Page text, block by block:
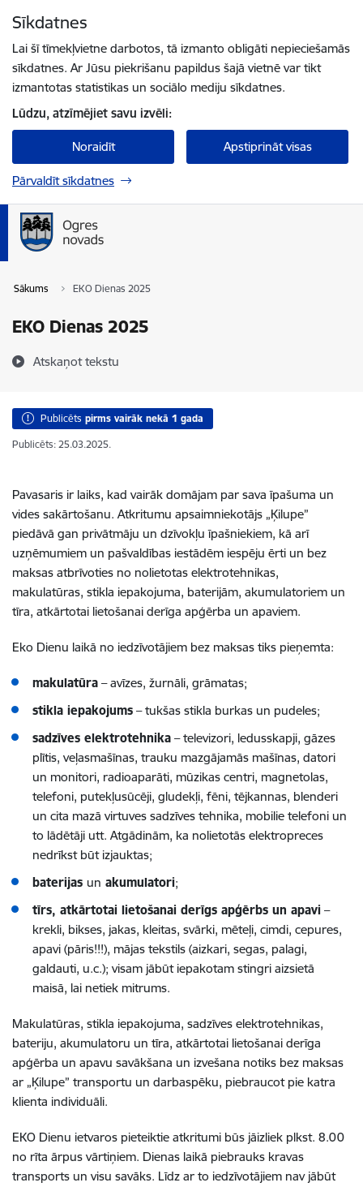
Sīkdatnes
Lai šī tīmekļvietne darbotos, tā izmanto obligāti nepieciešamās
sīkdatnes. Ar Jūsu piekrišanu papildus šajā vietnē var tikt
izmantotas statistikas un sociālo mediju sīkdatnes.
Lūdzu, atzīmējiet savu izvēli:
Noraidīt Apstiprināt visas
Pārvaldīt sīkdatnes
Sākums EKO Dienas 2025
EKO Dienas 2025
Atskaņot tekstu
Publicēts pirms vairāk nekā 1 gada
Publicēts: 25.03.2025.
Pavasaris ir laiks, kad vairāk domājam par sava īpašuma un
vides sakārtošanu. Atkritumu apsaimniekotājs „Ķilupe”
piedāvā gan privātmāju un dzīvokļu īpašniekiem, kā arī
uzņēmumiem un pašvaldības iestādēm iespēju ērti un bez
maksas atbrīvoties no nolietotas elektrotehnikas,
makulatūras, stikla iepakojuma, baterijām, akumulatoriem un
tīra, atkārtotai lietošanai derīga apģērba un apaviem.
Eko Dienu laikā no iedzīvotājiem bez maksas tiks pieņemta:
makulatūra – avīzes, žurnāli, grāmatas;
stikla iepakojums – tukšas stikla burkas un pudeles;
sadzīves elektrotehnika – televizori, ledusskapji, gāzes
plītis, veļasmašīnas, trauku mazgājamās mašīnas, datori
un monitori, radioaparāti, mūzikas centri, magnetolas,
telefoni, putekļusūcēji, gludekļi, fēni, tējkannas, blenderi
un cita mazā virtuves sadzīves tehnika, mobilie telefoni un
to lādētāji utt. Atgādinām, ka nolietotās elektropreces
nedrīkst būt izjauktas;
baterijas un akumulatori;
tīrs, atkārtotai lietošanai derīgs apģērbs un apavi –
krekli, bikses, jakas, kleitas, svārki, mēteļi, cimdi, cepures,
apavi (pāris!!!), mājas tekstils (aizkari, segas, palagi,
galdauti, u.c.); visam jābūt iepakotam stingri aizsietā
maisā, lai netiek mitrums.
Makulatūras, stikla iepakojuma, sadzīves elektrotehnikas,
bateriju, akumulatoru un tīra, atkārtotai lietošanai derīga
apģērba un apavu savākšana un izvešana notiks bez maksas
ar „Ķilupe” transportu un darbaspēku, piebraucot pie katra
klienta individuāli.
EKO Dienu ietvaros pieteiktie atkritumi būs jāizliek plkst. 8.00
no rīta ārpus vārtiņiem. Dienas laikā piebrauks kravas
transports un visu savāks. Līdz ar to iedzīvotājiem nav jābūt